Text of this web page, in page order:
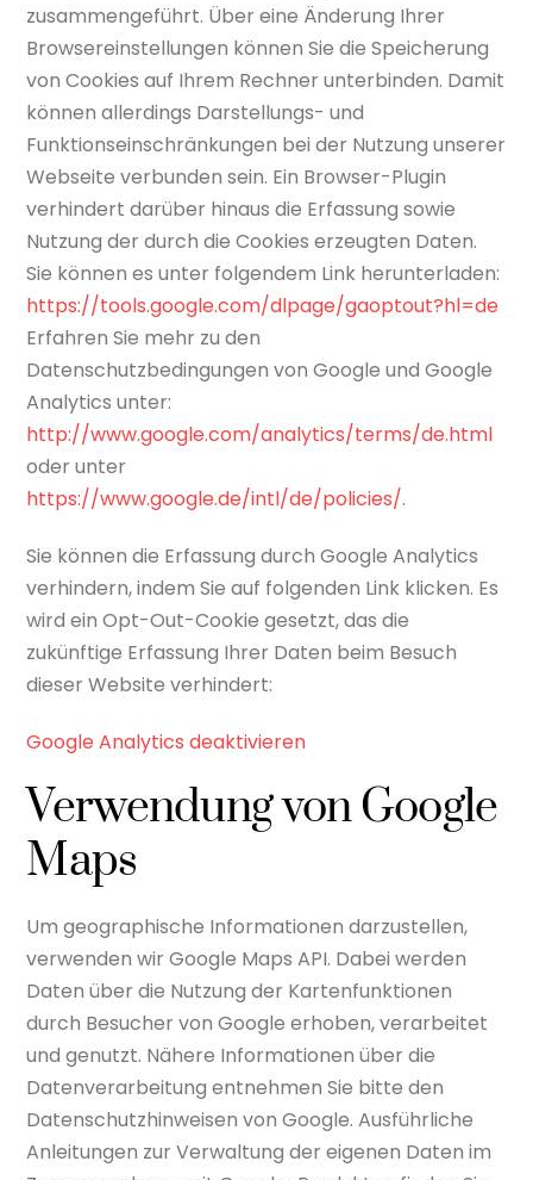
zusammengeführt. Über eine Änderung Ihrer
Browsereinstellungen können Sie die Speicherung
von Cookies auf Ihrem Rechner unterbinden. Damit
können allerdings Darstellungs- und
Funktionseinschränkungen bei der Nutzung unserer
Webseite verbunden sein. Ein Browser-Plugin
verhindert darüber hinaus die Erfassung sowie
Nutzung der durch die Cookies erzeugten Daten.
Sie können es unter folgendem Link herunterladen:
https://tools.google.com/dlpage/gaoptout?hl=de
Erfahren Sie mehr zu den
Datenschutzbedingungen von Google und Google
Analytics unter:
http://www.google.com/analytics/terms/de.html
oder unter
https://www.google.de/intl/de/policies/.
Sie können die Erfassung durch Google Analytics
verhindern, indem Sie auf folgenden Link klicken. Es
wird ein Opt-Out-Cookie gesetzt, das die
zukünftige Erfassung Ihrer Daten beim Besuch
dieser Website verhindert:
Google Analytics deaktivieren
Verwendung von Google
Maps
Um geographische Informationen darzustellen,
verwenden wir Google Maps API. Dabei werden
Daten über die Nutzung der Kartenfunktionen
durch Besucher von Google erhoben, verarbeitet
und genutzt. Nähere Informationen über die
Datenverarbeitung entnehmen Sie bitte den
Datenschutzhinweisen von Google. Ausführliche
Anleitungen zur Verwaltung der eigenen Daten im